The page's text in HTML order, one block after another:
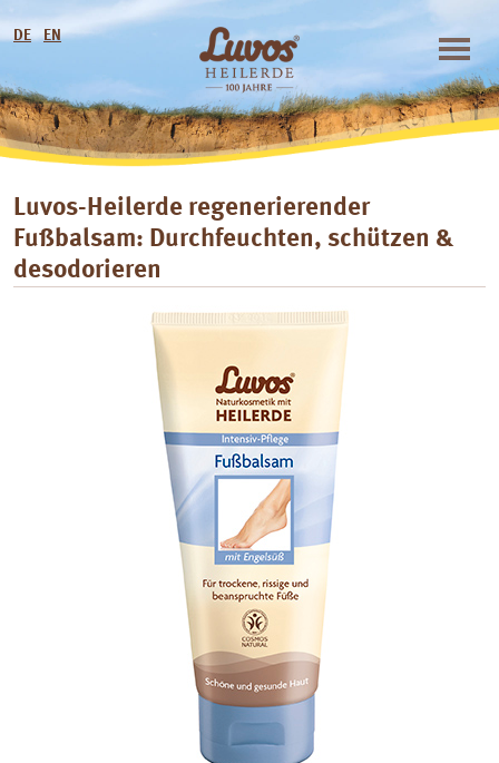
DE EN
Luvos-Heilerde regenerierender
Fußbalsam: Durchfeuchten, schützen &
desodorieren